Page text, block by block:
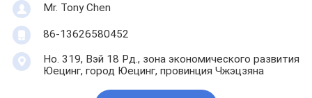
Mr. Tony Chen
86-13626580452
Но. 319, Вэй 18 Рд., зона экономического развития
Юецинг, город Юецинг, провинция Чжэцзяна